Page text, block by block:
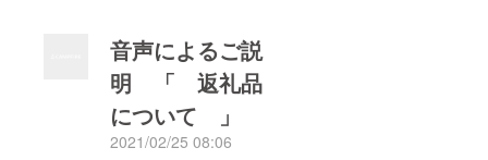
音声によるご説
明 「 返礼品
について 」
2021/02/25 08:06